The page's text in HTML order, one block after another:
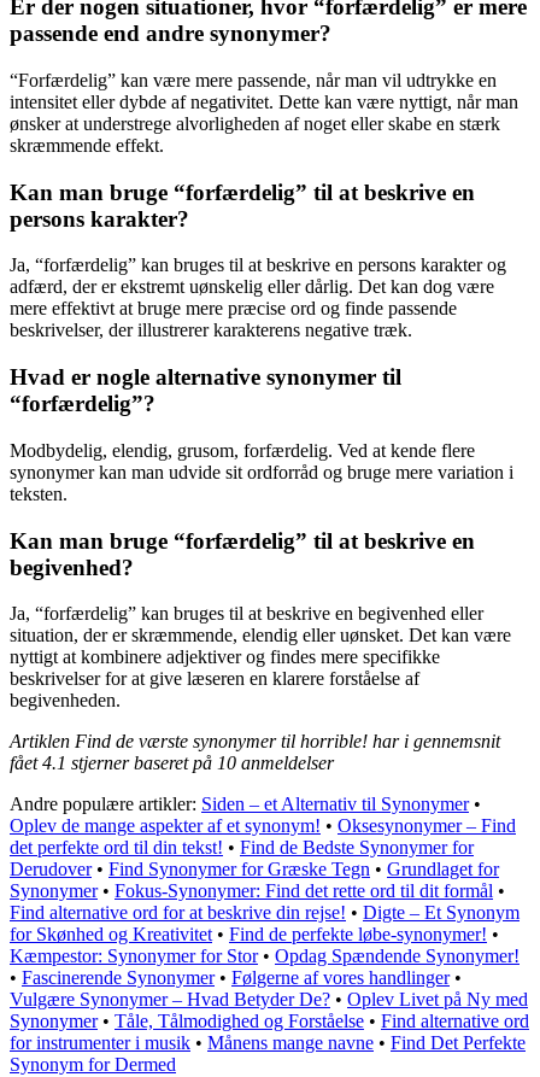
Er der nogen situationer, hvor “forfærdelig” er mere
passende end andre synonymer?
“Forfærdelig” kan være mere passende, når man vil udtrykke en
intensitet eller dybde af negativitet. Dette kan være nyttigt, når man
ønsker at understrege alvorligheden af noget eller skabe en stærk
skræmmende effekt.
Kan man bruge “forfærdelig” til at beskrive en
persons karakter?
Ja, “forfærdelig” kan bruges til at beskrive en persons karakter og
adfærd, der er ekstremt uønskelig eller dårlig. Det kan dog være
mere effektivt at bruge mere præcise ord og finde passende
beskrivelser, der illustrerer karakterens negative træk.
Hvad er nogle alternative synonymer til
“forfærdelig”?
Modbydelig, elendig, grusom, forfærdelig. Ved at kende flere
synonymer kan man udvide sit ordforråd og bruge mere variation i
teksten.
Kan man bruge “forfærdelig” til at beskrive en
begivenhed?
Ja, “forfærdelig” kan bruges til at beskrive en begivenhed eller
situation, der er skræmmende, elendig eller uønsket. Det kan være
nyttigt at kombinere adjektiver og findes mere specifikke
beskrivelser for at give læseren en klarere forståelse af
begivenheden.
Artiklen Find de værste synonymer til horrible! har i gennemsnit
fået4.1 stjerner baseret på 10 anmeldelser
Andre populære artikler: Siden – et Alternativ til Synonymer•
Oplev de mange aspekter af et synonym! • Oksesynonymer – Find
det perfekte ord til din tekst! • Find de Bedste Synonymer for
Derudover• Find Synonymer for Græske Tegn • Grundlaget for
Synonymer• Fokus-Synonymer: Find det rette ord til dit formål •
Find alternative ord for at beskrive din rejse! • Digte – Et Synonym
for Skønhed og Kreativitet • Find de perfekte løbe-synonymer! •
Kæmpestor: Synonymer for Stor• Opdag Spændende Synonymer!
• Fascinerende Synonymer• Følgerne af vores handlinger•
Vulgære Synonymer – Hvad Betyder De? • Oplev Livet på Ny med
Synonymer• Tåle, Tålmodighed og Forståelse • Find alternative ord
for instrumenter i musik • Månens mange navne • Find Det Perfekte
Synonym for Dermed